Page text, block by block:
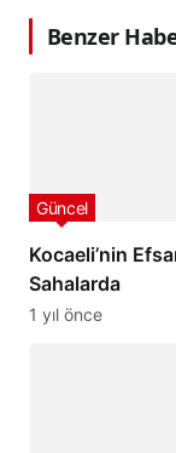
Benzer
Kocaeli’nin
Sahalarda
Güncel
1 yıl önce